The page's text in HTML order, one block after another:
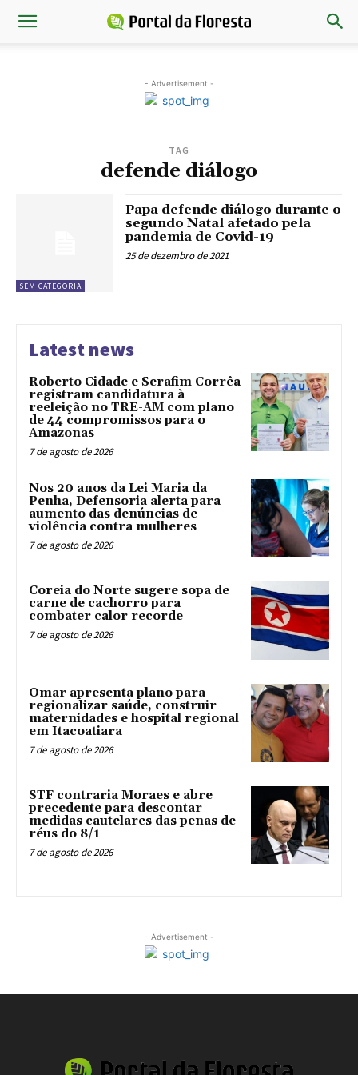
- Advertisement -
TAG
defende diálogo
SEM CATEGORIA
Papa defende diálogo durante o
segundo Natal afetado pela
pandemia de Covid-19
25 de dezembro de 2021
Latest news
Roberto Cidade e Serafim Corrêa
registram candidatura à
reeleição no TRE-AM com plano
de 44 compromissos para o
Amazonas
7 de agosto de 2026
Nos 20 anos da Lei Maria da
Penha, Defensoria alerta para
aumento das denúncias de
violência contra mulheres
7 de agosto de 2026
Coreia do Norte sugere sopa de
carne de cachorro para
combater calor recorde
7 de agosto de 2026
Omar apresenta plano para
regionalizar saúde, construir
maternidades e hospital regional
em Itacoatiara
7 de agosto de 2026
STF contraria Moraes e abre
precedente para descontar
medidas cautelares das penas de
réus do 8/1
7 de agosto de 2026
- Advertisement -